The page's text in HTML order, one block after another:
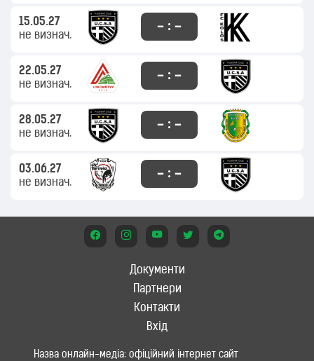
15.05.27
не визнач.
– : –
22.05.27
не визнач.
– : –
28.05.27
не визнач.
– : –
03.06.27
не визнач.
– : –
Документи
Партнери
Контакти
Вхід
Назва онлайн-медіа: офіційний інтернет сайт